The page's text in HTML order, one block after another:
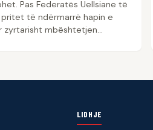
Pas Federatës Uellsiane të
të ndërmarrë hapin e
zyrtarisht mbështetjen…
LIDHJE